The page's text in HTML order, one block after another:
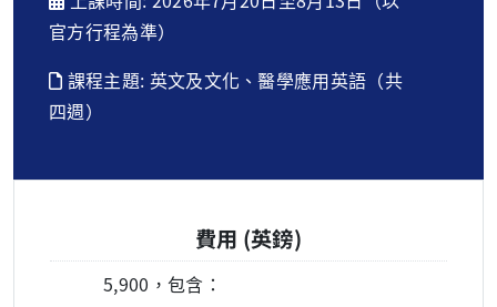
官方行程為準）
課程主題: 英文及文化、醫學應用英語（共
四週）
費用 (英鎊)
5,900，包含：